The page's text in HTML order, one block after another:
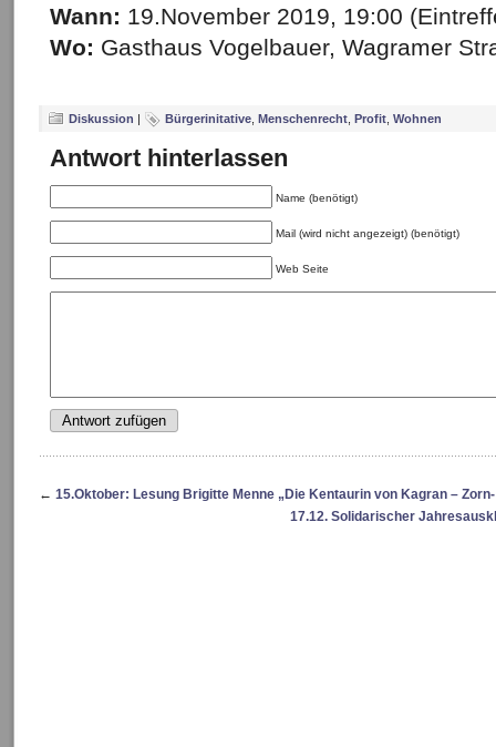
Wann: 19.November 2019, 19:00
Wo: Gasthaus Vogelbauer, Wagramer
Diskussion | Bürgerinitative Menschenrecht Profit Wohnen
Antwort hinterlassen
Name (benötigt)
Mail (wird nicht angezeigt) (benötigt)
Web Seite
← 15.Oktober: Lesung Brigitte Menne „Die Kentaurin von Kagran –
17.12. Solidarischer